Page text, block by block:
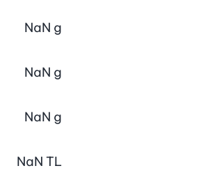
NaN g
NaN g
NaN g
NaN TL